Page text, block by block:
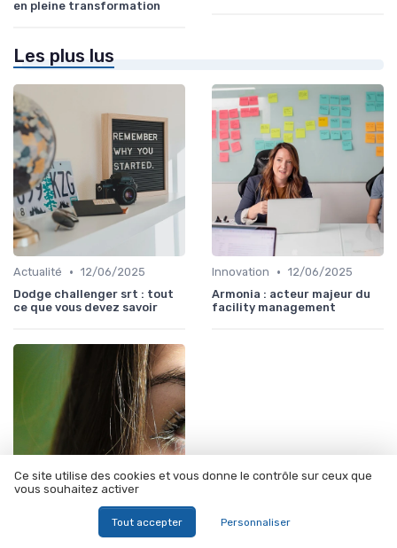
en pleine transformation
Les plus lus
Actualité • 12/06/2025
Dodge challenger srt : tout
ce que vous devez savoir
Innovation • 12/06/2025
Armonia : acteur majeur du
facility management
12/06/2025
Ce site utilise des cookies et vous donne le contrôle sur ceux que
vous souhaitez activer
Tout accepter Personnaliser